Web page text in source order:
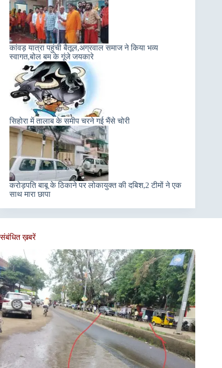
कांवड़ यात्रा पहुंची बैतूल,अग्रवाल समाज ने किया भव्य
स्वागत,बोल बम के गूंजे जयकारे
सिहोरा में तालाब के समीप चरने गई भैंसे चोरी
करोड़पति बाबू के ठिकाने पर लोकायुक्त की दबिश,2 टीमों ने एक
साथ मारा छापा
संबंधित ख़बरें